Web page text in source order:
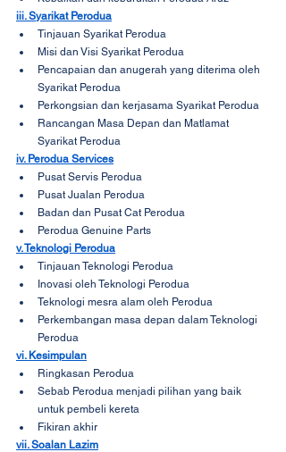
iii. Syarikat Perodua
Tinjauan Syarikat Perodua
Misi dan Visi Syarikat Perodua
Pencapaian dan anugerah yang diterima oleh
Syarikat Perodua
Perkongsian dan kerjasama Syarikat Perodua
Rancangan Masa Depan dan Matlamat
Syarikat Perodua
iv. Perodua Services
Pusat Servis Perodua
Pusat Jualan Perodua
Badan dan Pusat Cat Perodua
Perodua Genuine Parts
v. Teknologi Perodua
Tinjauan Teknologi Perodua
Inovasi oleh Teknologi Perodua
Teknologi mesra alam oleh Perodua
Perkembangan masa depan dalam Teknologi
Perodua
vi. Kesimpulan
Ringkasan Perodua
Sebab Perodua menjadi pilihan yang baik
untuk pembeli kereta
Fikiran akhir
vii. Soalan Lazim